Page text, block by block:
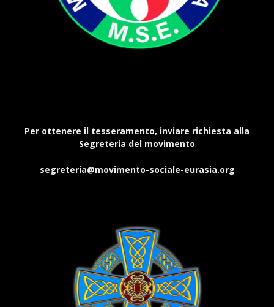
Per ottenere il tesseramento, inviare richiesta alla
Segreteria del movimento
segreteria@movimento-sociale-eurasia.org